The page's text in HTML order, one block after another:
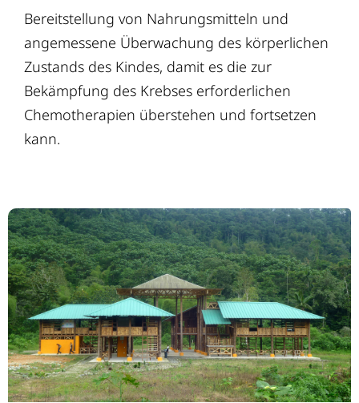
Bereitstellung von Nahrungsmitteln und
angemessene Überwachung des körperlichen
Zustands des Kindes, damit es die zur
Bekämpfung des Krebses erforderlichen
Chemotherapien überstehen und fortsetzen
kann.